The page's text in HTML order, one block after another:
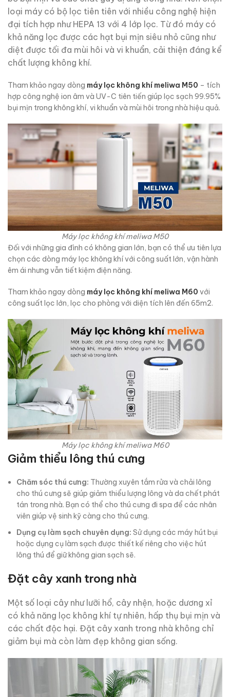
loại máy có bộ lọc tiên tiên với nhiều công nghệ hiện
đại tích hợp như HEPA 13 với 4 lớp lọc. Từ đó máy có
khả năng lọc được các hạt bụi mịn siêu nhỏ cũng như
diệt được tối đa mùi hôi và vi khuẩn, cải thiện đáng kể
chất lượng không khí.
Tham khảo ngay dòng máy lọc không khí meliwa M50 – tích
hợp công nghệ ion âm và UV-C tiên tiến giúp lọc sạch 99.95%
bụi mịn trong không khí, vi khuẩn và mùi hôi trong nhà hiệu quả.
Máy lọc không khí meliwa M50
Đối với những gia đình có không gian lớn, bạn có thể ưu tiên lựa
chọn các dòng máy lọc không khí với công suất lớn, vận hành
êm ái nhưng vẫn tiết kiệm điện năng.
Tham khảo ngay dòng máy lọc không khí meliwa M60 với
công suất lọc lớn, lọc cho phòng với diện tích lên đến 65m2.
Máy lọc không khí meliwa M60
Giảm thiểu lông thú cưng
Chăm sóc thú cưng: Thường xuyên tắm rửa và chải lông
cho thú cưng sẽ giúp giảm thiểu lượng lông và da chết phát
tán trong nhà. Bạn có thể cho thú cưng đi spa để các nhân
viên giúp vệ sinh kỹ càng cho thú cưng.
Dụng cụ làm sạch chuyên dụng: Sử dụng các máy hút bụi
hoặc dụng cụ làm sạch được thiết kế riêng cho việc hút
lông thú để giữ không gian sạch sẽ.
Đặt cây xanh trong nhà
Một số loại cây như lưỡi hổ, cây nhện, hoặc dương xỉ
có khả năng lọc không khí tự nhiên, hấp thụ bụi mịn và
các chất độc hại. Đặt cây xanh trong nhà không chỉ
giảm bụi mà còn làm đẹp không gian sống.